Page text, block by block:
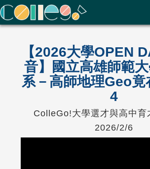
ColleGo! 大學選才與高中育才輔助系統
【2026大學OPEN
音】國立高雄師範
系－高師地理Geo竟
4
ColleGo!大學選才與高中育
2026/2/6